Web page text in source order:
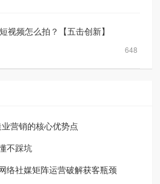
视频怎么拍？【五击创新】
648
营销的核心优势点
不踩坑
络社媒矩阵运营破解获客瓶颈